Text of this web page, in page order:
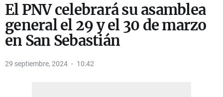
El PNV celebrará su asamblea
general el 29 y el 30 de marzo
en San Sebastián
29 septiembre, 2024 10:42